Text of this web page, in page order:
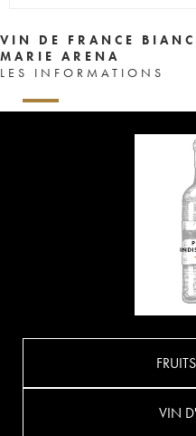
VIN DE FRANCE
MARIE ARENA
LES INFORMATIONS
VIN